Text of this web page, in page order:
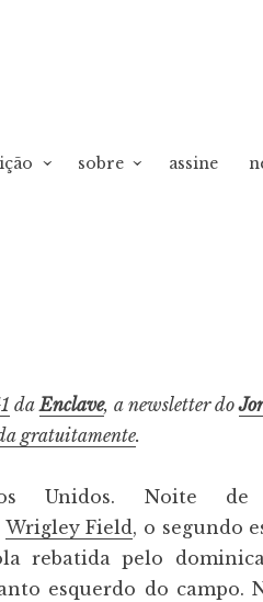
sobre assine
daEnclave, a newsletter do
gratuitamente.
Unidos. Noite
Wrigley Field, o segundo
rebatida pelo
esquerdo do campo.